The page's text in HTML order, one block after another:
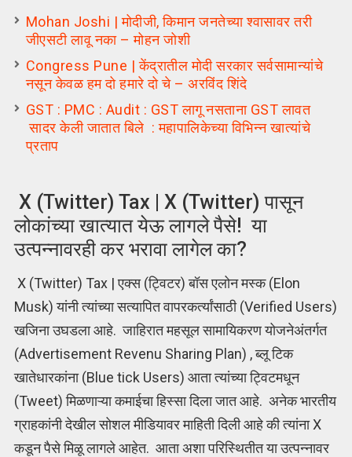
Mohan Joshi | मोदीजी, किमान जनतेच्या श्वासावर तरी
जीएसटी लावू नका – मोहन जोशी
Congress Pune | केंद्रातील मोदी सरकार सर्वसामान्यांचे
नसून केवळ हम दो हमारे दो चे – अरविंद शिंदे
GST : PMC : Audit : GST लागू नसताना GST लावत
सादर केली जातात बिले : महापालिकेच्या विभिन्न खात्यांचे
प्रताप
X (Twitter) Tax | X (Twitter) पासून
लोकांच्या खात्यात येऊ लागले पैसे! या
उत्पन्नावरही कर भरावा लागेल का?
X (Twitter) Tax | एक्स (ट्विटर) बॉस एलोन मस्क (Elon
Musk) यांनी त्यांच्या सत्यापित वापरकर्त्यांसाठी (Verified Users)
खजिना उघडला आहे. जाहिरात महसूल सामायिकरण योजनेअंतर्गत
(Advertisement Revenu Sharing Plan) , ब्लू टिक
खातेधारकांना (Blue tick Users) आता त्यांच्या ट्विटमधून
(Tweet) मिळणाऱ्या कमाईचा हिस्सा दिला जात आहे. अनेक भारतीय
ग्राहकांनी देखील सोशल मीडियावर माहिती दिली आहे की त्यांना X
कडून पैसे मिळू लागले आहेत. आता अशा परिस्थितीत या उत्पन्नावर